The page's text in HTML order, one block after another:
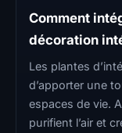
Comment
décoration
Les plantes
d’apporter une
espaces de vie.
purifient l’air et